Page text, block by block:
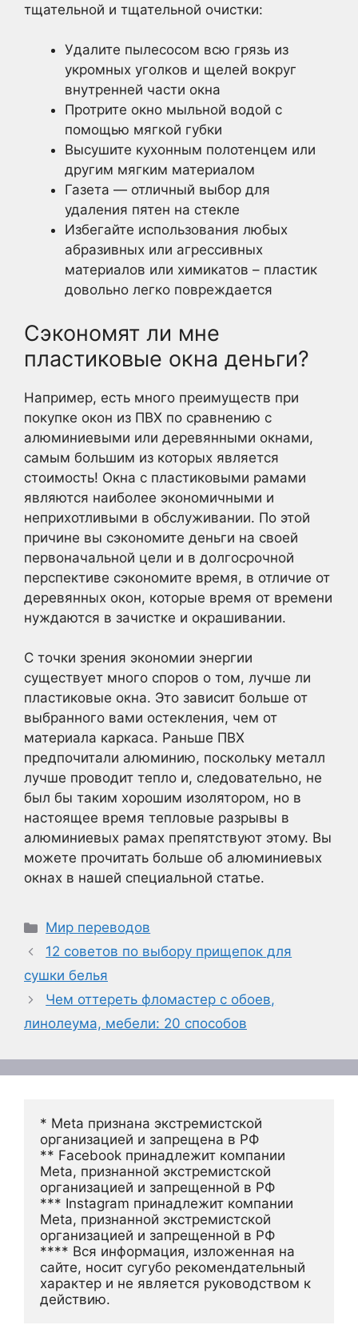
тщательной и тщательной очистки:
Удалите пылесосом всю грязь из
укромных уголков и щелей вокруг
внутренней части окна
Протрите окно мыльной водой с
помощью мягкой губки
Высушите кухонным полотенцем или
другим мягким материалом
Газета — отличный выбор для
удаления пятен на стекле
Избегайте использования любых
абразивных или агрессивных
материалов или химикатов – пластик
довольно легко повреждается
Сэкономят ли мне
пластиковые окна деньги?
Например, есть много преимуществ при
покупке окон из ПВХ по сравнению с
алюминиевыми или деревянными окнами,
самым большим из которых является
стоимость! Окна с пластиковыми рамами
являются наиболее экономичными и
неприхотливыми в обслуживании. По этой
причине вы сэкономите деньги на своей
первоначальной цели и в долгосрочной
перспективе сэкономите время, в отличие от
деревянных окон, которые время от времени
нуждаются в зачистке и окрашивании.
С точки зрения экономии энергии
существует много споров о том, лучше ли
пластиковые окна. Это зависит больше от
выбранного вами остекления, чем от
материала каркаса. Раньше ПВХ
предпочитали алюминию, поскольку металл
лучше проводит тепло и, следовательно, не
был бы таким хорошим изолятором, но в
настоящее время тепловые разрывы в
алюминиевых рамах препятствуют этому. Вы
можете прочитать больше об алюминиевых
окнах в нашей специальной статье.
Рубрики
Мир переводов
12 советов по выбору прищепок для
сушки белья
Чем оттереть фломастер с обоев,
линолеума, мебели: 20 способов
* Meta признана экстремистской
организацией и запрещена в РФ
** Facebook принадлежит компании
Meta, признанной экстремистской
организацией и запрещенной в РФ
*** Instagram принадлежит компании
Meta, признанной экстремистской
организацией и запрещенной в РФ
**** Вся информация, изложенная на
сайте, носит сугубо рекомендательный
характер и не является руководством к
действию.